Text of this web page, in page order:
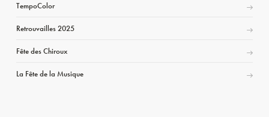
TempoColor
Retrouvailles 2025
Fête des Chiroux
La Fête de la Musique